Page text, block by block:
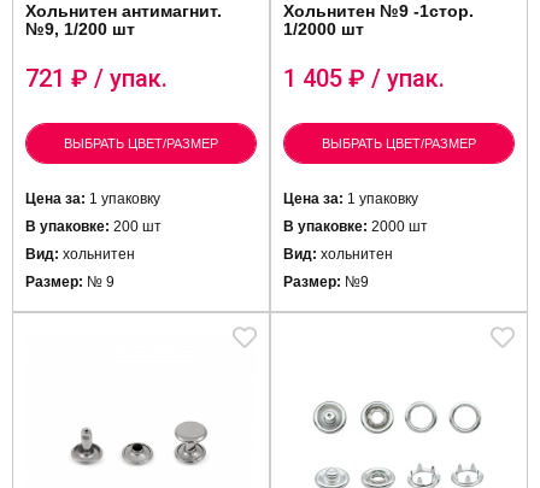
Хольнитен антимагнит.
№9, 1/200 шт
721 ₽ / упак.
ВЫБРАТЬ ЦВЕТ/РАЗМЕР
Цена за: 1 упаковку
В упаковке: 200 шт
Вид: хольнитен
Размер: № 9
Хольнитен №9 -1стор.
1/2000 шт
1 405 ₽ / упак.
ВЫБРАТЬ ЦВЕТ/РАЗМЕР
Цена за: 1 упаковку
В упаковке: 2000 шт
Вид: хольнитен
Размер: №9